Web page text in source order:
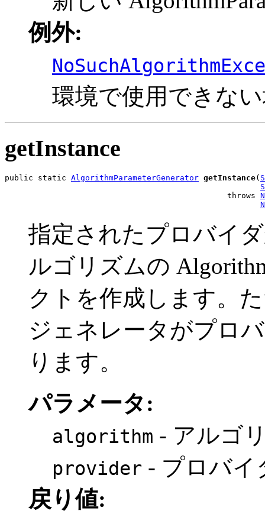
例外:
環境で使用できな
getInstance
public static AlgorithmParameterGenerator getInstance(
                                               throws
指定されたプロバイ
ルゴリズムの
クトを作成します。
ジェネレータがプロ
ります。
パラメータ:
algorithm - アルゴ
provider - プロバイ
戻り値: